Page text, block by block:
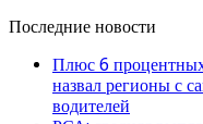
Последние новости
Плюс 6
назвал регионы с
водителей